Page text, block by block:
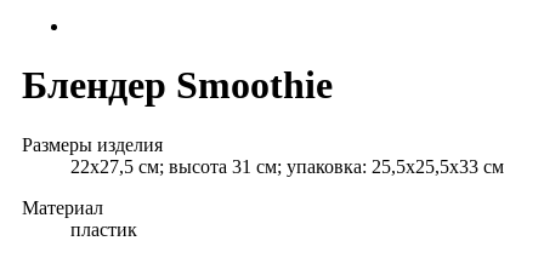
Блендер Smoothie
Размеры изделия
22x27,5 см; высота 31 см; упаковка: 25,5х25,5х33 см
Материал
пластик